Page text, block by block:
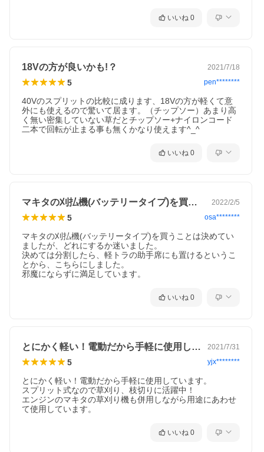
いいね 0
18Vの方が良いかも!？ 2021/7/18
5 pen********
40Vのスプリットの比較に成ります、18Vの方が軽くて意
外にも使えるので驚いて居ます。（チップソー）あまり高
く無い密集していない草だとチップソー+ナイロンコード
二本で回転が止まる事も無くかなり使えます^_^
いいね 0
マキタの刈払機(バッテリータイプ)を買… 2022/2/5
5 osa********
マキタの刈払機(バッテリータイプ)を買うことは決めてい
ましたが、どれにするか迷いました。
決めては分割したら、軽トラの助手席にも置けるというこ
とから、こちらにしました。
邪魔にならずに満足しています。
いいね 0
とにかく軽い！電動だから手軽に使用して… 2021/7/31
5 yjx********
とにかく軽い！電動だから手軽に使用しています。
スプリット式なので草刈り、枝切りに活躍中！
エンジンのマキタの草刈り機も併用しながら用途にあわせ
て使用しています。
いいね 0